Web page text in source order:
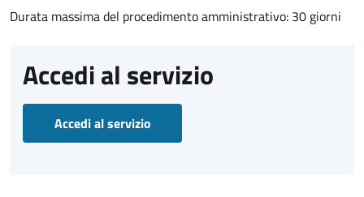
Durata massima del procedimento amministrativo: 30 giorni
Accedi al servizio
Accedi al servizio